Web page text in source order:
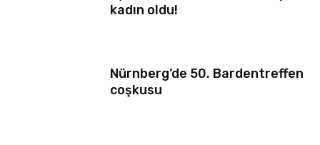
kadın oldu!
Nürnberg’de 50. Bardentreffen
coşkusu